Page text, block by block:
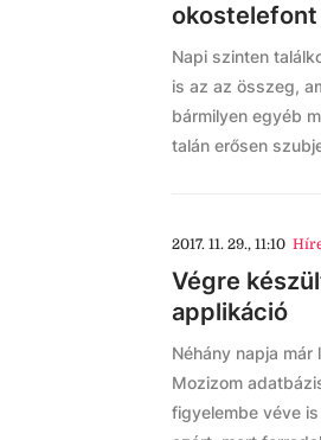
okostelefont
Napi szinten
is az az összeg,
bármilyen egyéb
talán erősen
2017. 11. 29., 11:10
Végre
applikáció
Néhány napja
Mozizom
figyelembe véve